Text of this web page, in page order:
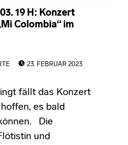
19 H: Konzert
Colombia“ im
23. FEBRUAR 2023
fällt das Konzert
es bald
Die
und